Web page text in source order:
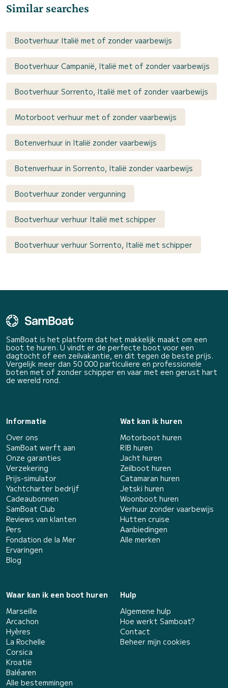
Similar searches
Bootverhuur Italië met of zonder vaarbewijs
Bootverhuur Campanië, Italië met of zonder vaarbewijs
Bootverhuur Sorrento, Italië met of zonder vaarbewijs
Motorboot verhuur met of zonder vaarbewijs
Botenverhuur in Italië zonder vaarbewijs
Botenverhuur in Sorrento, Italië zonder vaarbewijs
Bootverhuur zonder vergunning
Bootverhuur verhuur Italië met schipper
Bootverhuur verhuur Sorrento, Italië met schipper
SamBoat is het platform dat het makkelijk maakt om een
boot te huren. U vindt er de perfecte boot voor een
dagtocht of een zeilvakantie, en dit tegen de beste prijs.
Vergelijk meer dan 50 000 particuliere en professionele
boten met of zonder schipper en vaar met een gerust hart
de wereld rond.
Informatie
Over ons
SamBoat werft aan
Onze garanties
Verzekering
Prijs-simulator
Yachtcharter bedrijf
Cadeaubonnen
SamBoat Club
Reviews van klanten
Pers
Fondation de la Mer
Ervaringen
Blog
Wat kan ik huren
Motorboot huren
RIB huren
Jacht huren
Zeilboot huren
Catamaran huren
Jetski huren
Woonboot huren
Verhuur zonder vaarbewijs
Hutten cruise
Aanbiedingen
Alle merken
Waar kan ik een boot huren
Marseille
Arcachon
Hyères
La Rochelle
Corsica
Kroatië
Baléaren
Alle bestemmingen
Hulp
Algemene hulp
Hoe werkt Samboat?
Contact
Beheer mijn cookies